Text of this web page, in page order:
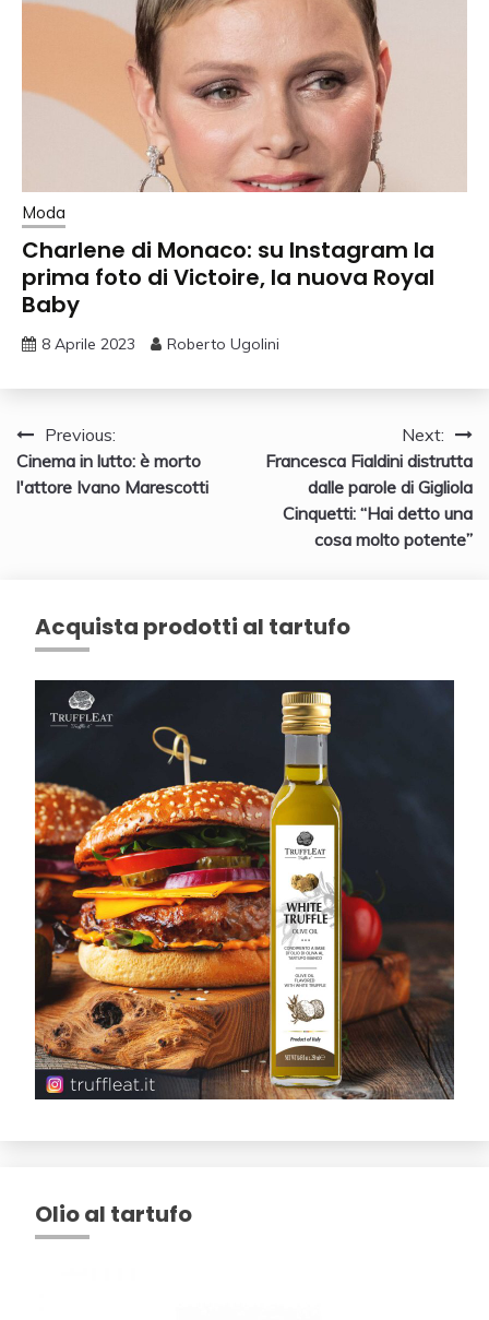
Moda
Charlene di Monaco: su Instagram la
prima foto di Victoire, la nuova Royal
Baby
8 Aprile 2023 Roberto Ugolini
Navigazione
articoli
Previous:
Cinema in lutto: è morto
l'attore Ivano Marescotti
Next:
Francesca Fialdini distrutta
dalle parole di Gigliola
Cinquetti: “Hai detto una
cosa molto potente”
Acquista prodotti al tartufo
Olio al tartufo